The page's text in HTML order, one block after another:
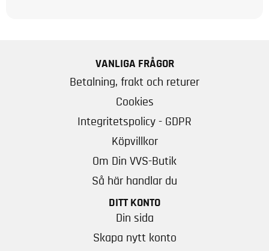
VANLIGA FRÅGOR
Betalning, frakt och returer
Cookies
Integritetspolicy - GDPR
Köpvillkor
Om Din VVS-Butik
Så här handlar du
DITT KONTO
Din sida
Skapa nytt konto